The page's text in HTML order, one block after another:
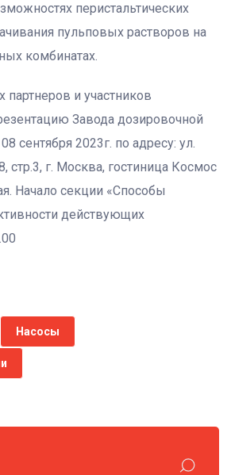
перистальтических
пульповых растворов на
комбинатах.
и участников
Завода дозировочной
сентября 2023г. по адресу: ул.
стр.3, г. Москва, гостиница Космос
Начало секции «Способы
действующих
Насосы